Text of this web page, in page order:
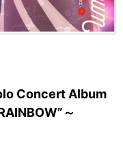
Concert Album
～